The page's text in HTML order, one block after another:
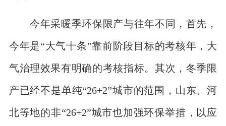
今年采暖季环保限产与往年不同，首先，
今年是“大气十条”靠前阶段目标的考核年，大
气治理效果有明确的考核指标。其次，冬季限
产已经不是单纯“26+2”城市的范围，山东、河
北等地的非“26+2”城市也加强环保举措，以应